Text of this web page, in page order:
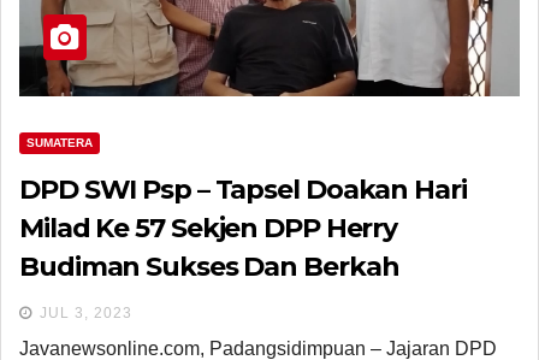
SUMATERA
DPD SWI Psp – Tapsel Doakan Hari
Milad Ke 57 Sekjen DPP Herry
Budiman Sukses Dan Berkah
JUL 3, 2023
Javanewsonline.com, Padangsidimpuan – Jajaran DPD